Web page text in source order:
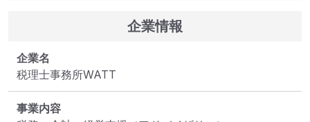
企業情報
企業名
税理士事務所WATT
事業内容